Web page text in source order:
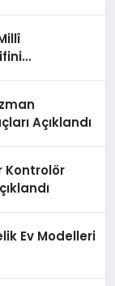
Açıklandı
Kontrolör
Ev Modelleri